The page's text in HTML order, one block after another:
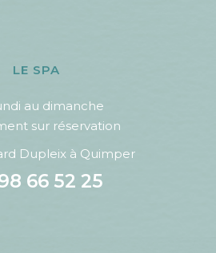
LE SPA
au dimanche
sur réservation
Dupleix à Quimper
66 52 25